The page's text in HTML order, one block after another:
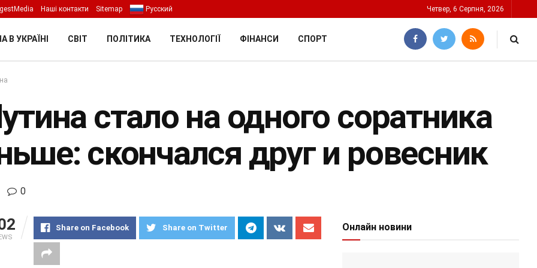
Наші контакти Sitemap Русский Четвер, 6 Серпня, 2026
В УКРАЇНІ СВІТ ПОЛІТИКА ТЕХНОЛОГІЇ ФІНАНСИ СПОРТ
стало на одного соратника
скончался друг и ровесник
0
Share on Facebook Share on Twitter Онлайн новини